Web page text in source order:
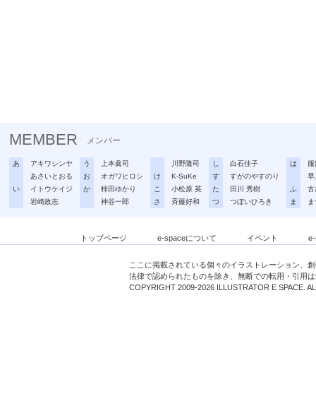
MEMBER メンバー
あ
アキワシンヤ
あさいとおる
い
イトウケイジ
岩崎政志
う
上本眞司
お
オガワヒロシ
か
柿田ゆかり
神谷一郎
川野隆司
け
K-SuKe
こ
小松原 英
さ
斉藤好和
し
白石佳子
す
すがのやすのり
た
田川 秀樹
つ
つぼいひろき
は
早
ふ
古
ま
トップページ e-spaceについて イベント
ここに掲載されている個々のイラストレーション、
法律で認められたものを除き、無断での転用・引用
COPYRIGHT 2009-2026 ILLUSTRATOR E SPACE.